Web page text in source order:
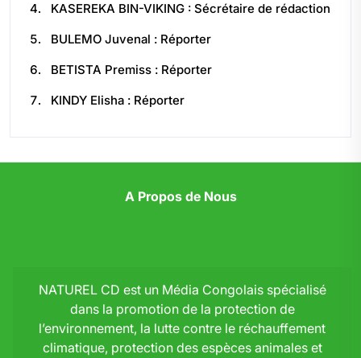
KASEREKA BIN-VIKING : Sécrétaire de rédaction
BULEMO Juvenal : Réporter
BETISTA Premiss : Réporter
KINDY Elisha : Réporter
A Propos de Nous
NATUREL CD est un Média Congolais spécialisé
dans la promotion de la protection de
l’environnement, la lutte contre le réchauffement
climatique, protection des espèces animales et